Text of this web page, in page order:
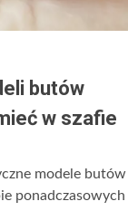
butów
w szafie
modele butów
ponadczasowych